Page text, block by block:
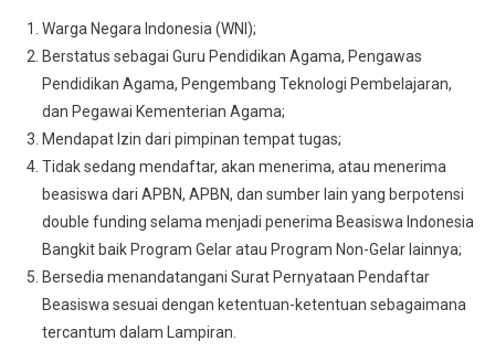
Warga Negara Indonesia (WNI);
Berstatus sebagai Guru Pendidikan Agama, Pengawas
Pendidikan Agama, Pengembang Teknologi Pembelajaran,
dan Pegawai Kementerian Agama;
Mendapat Izin dari pimpinan tempat tugas;
Tidak sedang mendaftar, akan menerima, atau menerima
beasiswa dari APBN, APBN, dan sumber lain yang berpotensi
double funding selama menjadi penerima Beasiswa Indonesia
Bangkit baik Program Gelar atau Program Non-Gelar lainnya;
Bersedia menandatangani Surat Pernyataan Pendaftar
Beasiswa sesuai dengan ketentuan-ketentuan sebagaimana
tercantum dalam Lampiran.